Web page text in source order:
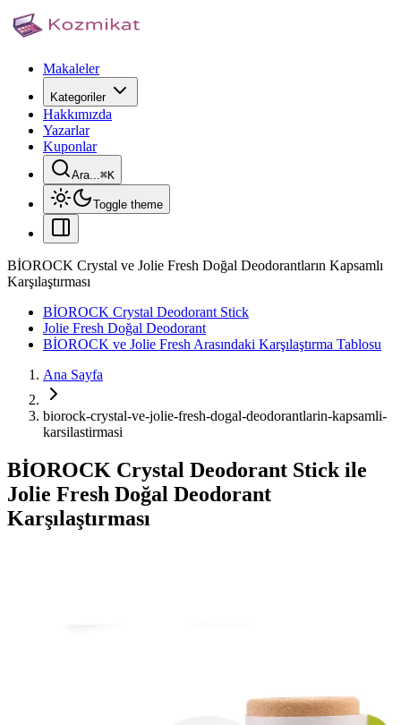
Makaleler
Kategoriler
Hakkımızda
Yazarlar
Kuponlar
Ara...⌘K
Toggle theme
BİOROCK Crystal ve Jolie Fresh Doğal Deodorantların Kapsamlı
Karşılaştırması
BİOROCK Crystal Deodorant Stick
Jolie Fresh Doğal Deodorant
BİOROCK ve Jolie Fresh Arasındaki Karşılaştırma Tablosu
Ana Sayfa
biorock-crystal-ve-jolie-fresh-dogal-deodorantlarin-kapsamli-
karsilastirmasi
BİOROCK Crystal Deodorant Stick ile
Jolie Fresh Doğal Deodorant
Karşılaştırması